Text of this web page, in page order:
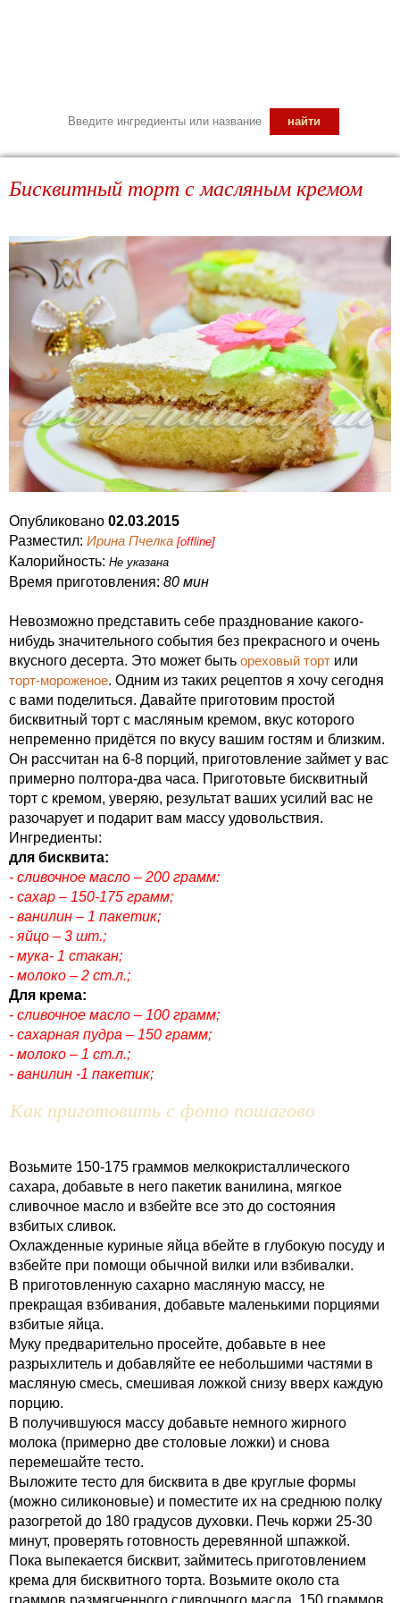
Бисквитный торт с масляным кремом
Опубликовано 02.03.2015
Разместил: Ирина Пчелка [offline]
Калорийность: Не указана
Время приготовления: 80 мин
Невозможно представить себе празднование какого-
нибудь значительного события без прекрасного и очень
вкусного десерта. Это может быть ореховый торт или
торт-мороженое. Одним из таких рецептов я хочу сегодня
с вами поделиться. Давайте приготовим простой
бисквитный торт с масляным кремом, вкус которого
непременно придётся по вкусу вашим гостям и близким.
Он рассчитан на 6-8 порций, приготовление займет у вас
примерно полтора-два часа. Приготовьте бисквитный
торт с кремом, уверяю, результат ваших усилий вас не
разочарует и подарит вам массу удовольствия.
Ингредиенты:
для бисквита:
- сливочное масло – 200 грамм:
- сахар – 150-175 грамм;
- ванилин – 1 пакетик;
- яйцо – 3 шт.;
- мука- 1 стакан;
- молоко – 2 ст.л.;
Для крема:
- сливочное масло – 100 грамм;
- сахарная пудра – 150 грамм;
- молоко – 1 ст.л.;
- ванилин -1 пакетик;
Как приготовить с фото пошагово
Возьмите 150-175 граммов мелкокристаллического
сахара, добавьте в него пакетик ванилина, мягкое
сливочное масло и взбейте все это до состояния
взбитых сливок.
Охлажденные куриные яйца вбейте в глубокую посуду и
взбейте при помощи обычной вилки или взбивалки.
В приготовленную сахарно масляную массу, не
прекращая взбивания, добавьте маленькими порциями
взбитые яйца.
Муку предварительно просейте, добавьте в нее
разрыхлитель и добавляйте ее небольшими частями в
масляную смесь, смешивая ложкой снизу вверх каждую
порцию.
В получившуюся массу добавьте немного жирного
молока (примерно две столовые ложки) и снова
перемешайте тесто.
Выложите тесто для бисквита в две круглые формы
(можно силиконовые) и поместите их на среднюю полку
разогретой до 180 градусов духовки. Печь коржи 25-30
минут, проверять готовность деревянной шпажкой.
Пока выпекается бисквит, займитесь приготовлением
крема для бисквитного торта. Возьмите около ста
граммов размягченного сливочного масла, 150 граммов